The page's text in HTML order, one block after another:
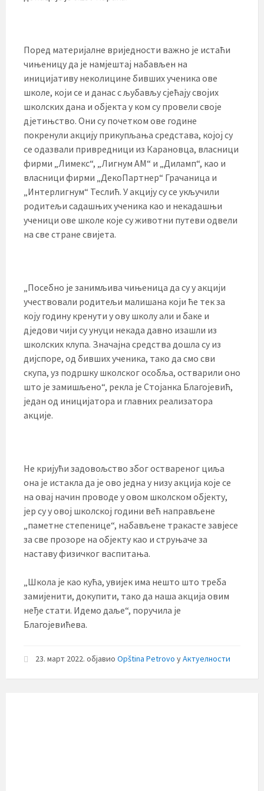
Поред материјалне вриједности важно је истаћи
чињеницу да је намјештај набављен на
иницијативу неколицине бивших ученика ове
школе, који се и данас с љубављу сјећају својих
школских дана и објекта у ком су провели своје
дјетињство. Они су почетком ове године
покренули акцију прикупљања средстава, којој су
се одазвали привредници из Карановца, власници
фирми „Лимекс“, „Лигнум АМ“ и „Диламп“, као и
власници фирми „ДекоПартнер“ Грачаница и
„Интерлигнум“ Теслић. У акцију су се укључили
родитељи садашњих ученика као и некадашњи
ученици ове школе које су животни путеви одвели
на све стране свијета.
„Посебно је занимљива чињеница да су у акцији
учествовали родитељи малишана који ће тек за
коју годину кренути у ову школу али и баке и
дједови чији су унуци некада давно изашли из
школских клупа. Значајна средства дошла су из
дијспоре, од бивших ученика, тако да смо сви
скупа, уз подршку школског особља, остварили оно
што је замишљено“, рекла је Стојанка Благојевић,
један од иницијатора и главних реализатора
акције.
Не кријући задовољство због оствареног циља
она је истакла да је ово једна у низу акција које се
на овај начин проводе у овом школском објекту,
јер су у овој школској години већ направљене
„паметне степенице“, набављене тракасте завјесе
за све прозоре на објекту као и струњаче за
наставу физичког васпитања.
„Школа је као кућа, увијек има нешто што треба
замијенити, докупити, тако да наша акција овим
неђе стати. Идемо даље“, поручила је
Благојевићева.
23. март 2022. објавио Opština Petrovo уАктуелности